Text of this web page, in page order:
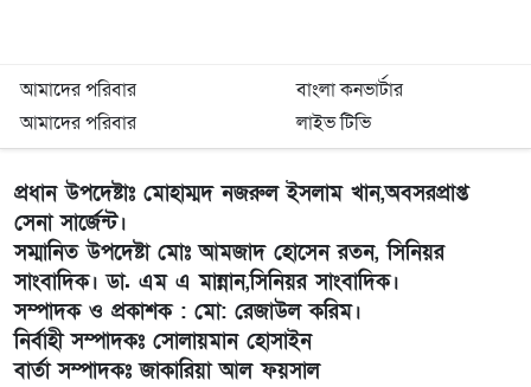
আমাদের পরিবার
বাংলা কনভার্টার
আমাদের পরিবার
লাইভ টিভি
প্রধান উপদেষ্টাঃ মোহাম্মদ নজরুল ইসলাম খান,অবসরপ্রাপ্ত
সেনা সার্জেন্ট।
সম্মানিত উপদেষ্টা মোঃ আমজাদ হোসেন রতন, সিনিয়র
সাংবাদিক। ডা. এম এ মান্নান,সিনিয়র সাংবাদিক।
সম্পাদক ও প্রকাশক : মো: রেজাউল করিম।
নির্বাহী সম্পাদকঃ সোলায়মান হোসাইন
বার্তা সম্পাদকঃ জাকারিয়া আল ফয়সাল